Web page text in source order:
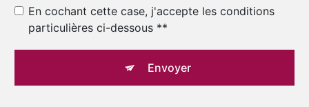
En cochant cette case, j'accepte les conditions
particulières ci-dessous **
Envoyer